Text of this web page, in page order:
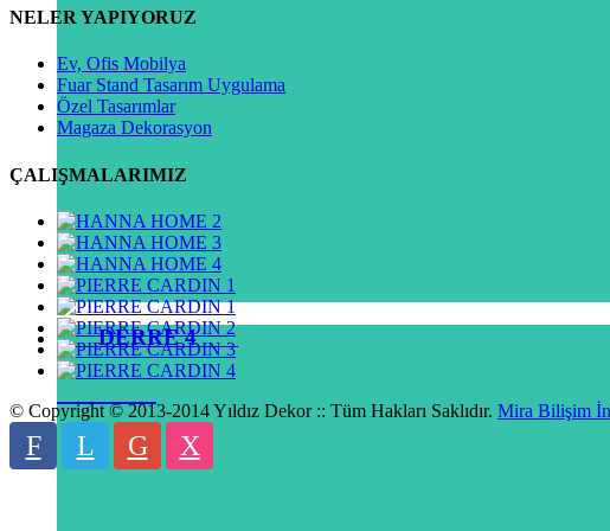
DERRE 4
NELER YAPIYORUZ
Ev, Ofis Mobilya
Fuar Stand Tasarım Uygulama
Özel Tasarımlar
Magaza Dekorasyon
ÇALIŞMALARIMIZ
© Copyright © 2013-2014 Yıldız Dekor :: Tüm Hakları Saklıdır. Mira Bilişim
F L G X